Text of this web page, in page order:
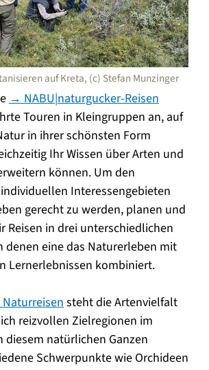
auf Kreta, (c) Stefan Munzinger
→ NABU|naturgucker-Reisen
Touren in Kleingruppen an, auf
in ihrer schönsten Form
Ihr Wissen über Arten und
können. Um den
Interessengebieten
gerecht zu werden, planen und
Reisen in drei unterschiedlichen
denen eine das Naturerleben mit
Lernerlebnissen kombiniert.
steht die Artenvielfalt
reizvollen Zielregionen im
diesem natürlichen Ganzen
Schwerpunkte wie Orchideen